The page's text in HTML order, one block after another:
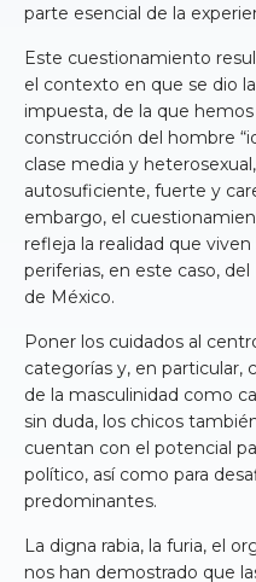
parte esencial de la
Este cuestionamiento
el contexto en que se dio
impuesta, de la que
construcción del hombre
clase media y
autosuficiente, fuerte y
embargo, el
refleja la realidad que
periferias, en este caso,
de México.
Poner los cuidados al
categorías y, en particular,
de la masculinidad como
sin duda, los chicos
cuentan con el potencial
político, así como para
predominantes.
La digna rabia, la furia, el
nos han demostrado que